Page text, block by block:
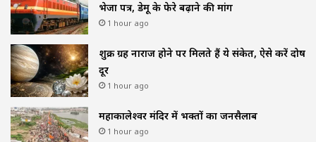
भेजा पत्र, डेमू के फेरे बढ़ाने की मांग
1 hour ago
शुक्र ग्रह नाराज होने पर मिलते हैं ये संकेत, ऐसे करें दोष
दूर
1 hour ago
महाकालेश्वर मंदिर में भक्तों का जनसैलाब
1 hour ago